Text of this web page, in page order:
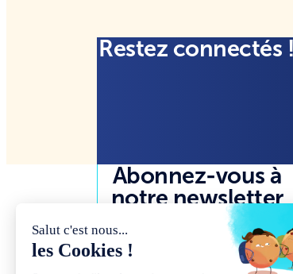
Restez connectés !
Abonnez-vous à
notre newsletter